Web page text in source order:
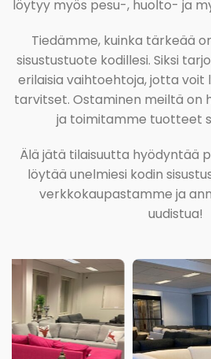
löytyy myös pesu-, huolto- ja
Tiedämme, kuinka tärkeää
sisustustuote kodillesi. Siksi
erilaisia vaihtoehtoja, jotta voit
tarvitset. Ostaminen meiltä on
ja toimitamme tuotteet
Älä jätä tilaisuutta hyödyntää
löytää unelmiesi kodin
verkkokaupastamme ja
uudistua!